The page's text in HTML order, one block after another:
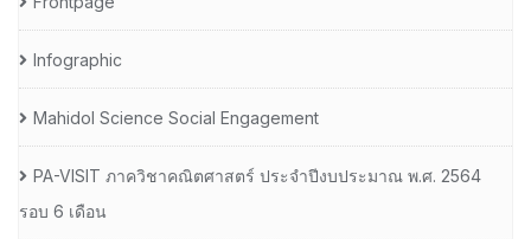
Infographic
Mahidol Science Social Engagement
PA-VISIT ภาควิชาคณิตศาสตร์ ประจำปีงบประมาณ พ.ศ. 2564
รอบ 6 เดือน